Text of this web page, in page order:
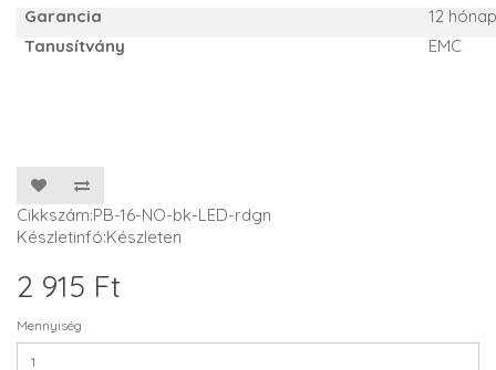
Garancia
12
Tanusítvány
EMC
Cikkszám:PB-16-NO-bk-LED-rdgn
Készletinfó:Készleten
2 915 Ft
Mennyiség